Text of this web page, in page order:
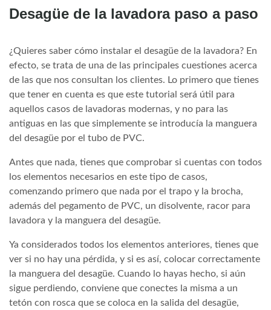
Desagüe de la lavadora paso a paso
¿Quieres saber cómo instalar el desagüe de la lavadora? En
efecto, se trata de una de las principales cuestiones acerca
de las que nos consultan los clientes. Lo primero que tienes
que tener en cuenta es que este tutorial será útil para
aquellos casos de lavadoras modernas, y no para las
antiguas en las que simplemente se introducía la manguera
del desagüe por el tubo de PVC.
Antes que nada, tienes que comprobar si cuentas con todos
los elementos necesarios en este tipo de casos,
comenzando primero que nada por el trapo y la brocha,
además del pegamento de PVC, un disolvente, racor para
lavadora y la manguera del desagüe.
Ya considerados todos los elementos anteriores, tienes que
ver si no hay una pérdida, y si es así, colocar correctamente
la manguera del desagüe. Cuando lo hayas hecho, si aún
sigue perdiendo, conviene que conectes la misma a un
tetón con rosca que se coloca en la salida del desagüe,